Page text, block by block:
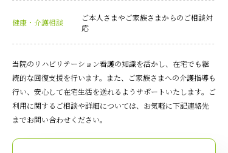
健康・介護相談
ご本人さまやご家族さまからのご相談対
応
当院のリハビリテーション看護の知識を活かし、在宅でも継
続的な回復支援を行います。また、ご家族さまへの介護指導も
行い、安心して在宅生活を送れるようサポートいたします。ご
利用に関するご相談や詳細については、お気軽に下記連絡先
までお問い合わせください。